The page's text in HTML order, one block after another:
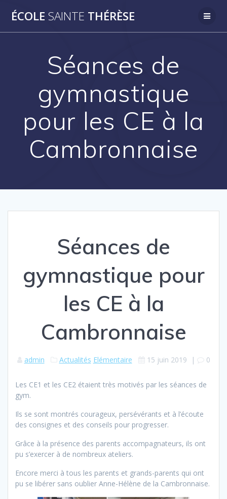
au
ÉCOLE SAINTE THÉRÈSE
Séances de
gymnastique
pour les CE à la
Cambronnaise
Séances de
gymnastique pour
les CE à la
Cambronnaise
admin Actualités Elémentaire 15 juin 2019 | 0
Les CE1 et les CE2 étaient très motivés par les séances de
gym.
Ils se sont montrés courageux, persévérants et à l’écoute
des consignes et des conseils pour progresser.
Grâce à la présence des parents accompagnateurs, ils ont
pu s’exercer à de nombreux ateliers.
Encore merci à tous les parents et grands-parents qui ont
pu se libérer sans oublier Anne-Hélène de la Cambronnaise.